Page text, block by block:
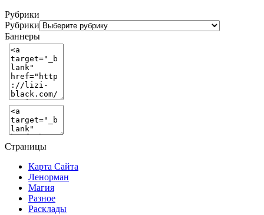
Рубрики
Рубрики
Баннеры
Страницы
Карта Сайта
Ленорман
Магия
Разное
Расклады